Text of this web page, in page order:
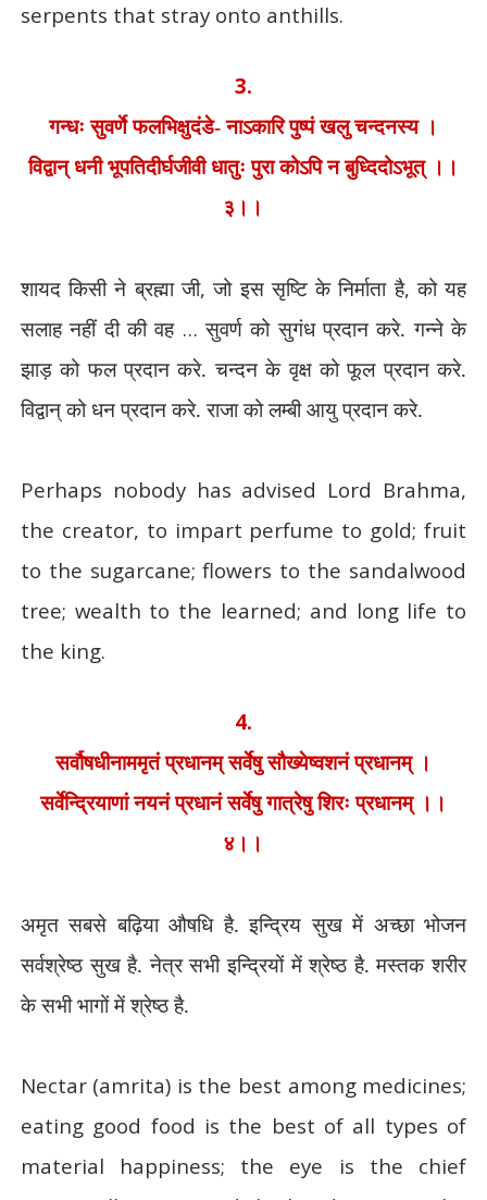
serpents that stray onto anthills.
3.
गन्धः सुवर्णे फलभिक्षुदंडे- नाऽकारि पुष्पं खलु चन्दनस्य ।
विद्वान् धनी भूपतिदीर्घजीवी धातुः पुरा कोऽपि न बुध्दिदोऽभूत् ।।
३।।
शायद किसी ने ब्रह्मा जी,जो इस सृष्टि के निर्माता है,को यह
सलाह नहीं दी की वह …सुवर्ण को सुगंध प्रदान करे. गन्ने के
झाड़ को फल प्रदान करे. चन्दन के वृक्ष को फूल प्रदान करे.
विद्वान् को धन प्रदान करे. राजा को लम्बी आयु प्रदान करे.
Perhaps nobody has advised Lord Brahma,
the creator, to impart perfume to gold; fruit
to the sugarcane; flowers to the sandalwood
tree; wealth to the learned; and long life to
the king.
4.
सर्वौषधीनाममृतं प्रधानम् सर्वेषु सौख्येष्वशनं प्रधानम् ।
सर्वेन्द्रियाणां नयनं प्रधानं सर्वेषु गात्रेषु शिरः प्रधानम् ।।
४।।
अमृत सबसे बढ़िया औषधि है. इन्द्रिय सुख में अच्छा भोजन
सर्वश्रेष्ठ सुख है. नेत्र सभी इन्द्रियों में श्रेष्ठ है. मस्तक शरीर
के सभी भागों में श्रेष्ठ है.
Nectar (amrita) is the best among medicines;
eating good food is the best of all types of
material happiness; the eye is the chief